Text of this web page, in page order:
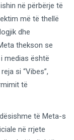
në përbërje të
më të thellë
dhe
thekson se
medias është
si “Vibes”,
të
të Meta-s
në rrjete